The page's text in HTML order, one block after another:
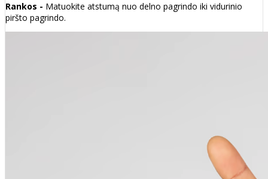
Rankos - Matuokite atstumą nuo delno pagrindo iki vidurinio
piršto pagrindo.